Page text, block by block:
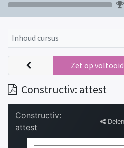
Inhoud cursus
Constructiv: attest
Zet op voltooid